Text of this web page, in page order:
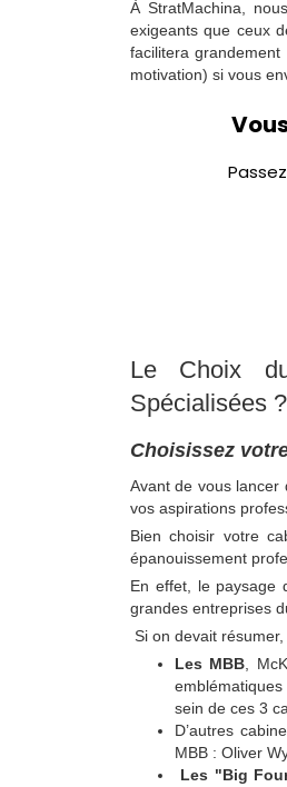
À StratMachina,
exigeants que ceux
facilitera
motivation) si vous
Le Choix
Spécialisées ?
Choisissez
Avant de vous lancer
vos aspirations
Bien choisir votre
épanouissement
En effet, le paysage
grandes entreprises
Si on devait
Les MBB ,
sein de ces 3
D’autres
MBB : Oliver
Les "Big